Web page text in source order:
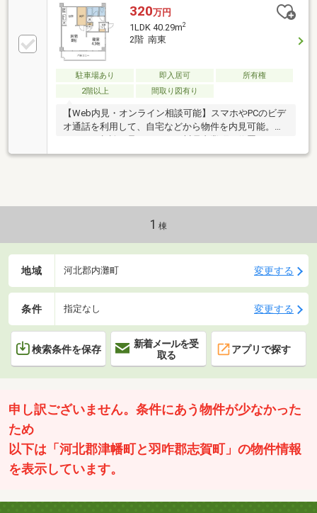
グからは河北潟を望むことができ、眺望も良好。さら
に内灘海岸も近く、自然を身近に感じられる住環境で
す。シングルやカップルにちょうど良い１ＬＤＫで、
すぐに新生活を始められるおすすめ物件です。
320万円
1LDK 40.29m2
2階 南東
駐車場あり 即入居可
所有権
2階以上
間取り図有り
【Web内見・オンライン相談可能】スマホやPCのビデ
オ通話を利用して、自宅などから物件を内見可能。オ
ンライン相談も承ります！石川県内灘町に位置するコ
ンパクトな中古マンションです 。南東向きの8帖の居
クトな間取
1 棟
地域 河北郡内灘町 変更する
条件 指定なし 変更する
検索条件を保存
新着メールを受
取る
アプリで探す
申し訳ございません。条件にあう物件が少なかった
ため
以下は「河北郡津幡町と羽咋郡志賀町」の物件情報
を表示しています。